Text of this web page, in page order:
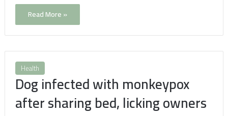
Read More »
Health
Dog infected with monkeypox
after sharing bed, licking owners